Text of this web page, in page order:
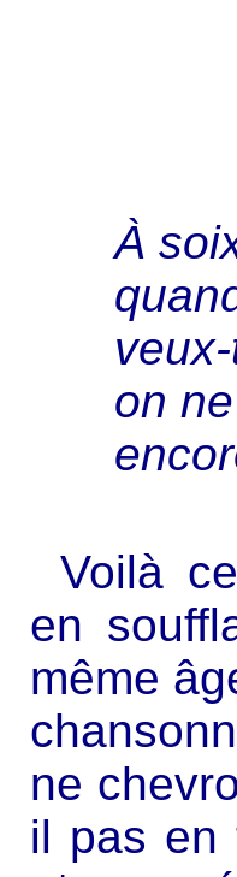
À
on
Voilà
en
même
ne
il pas en